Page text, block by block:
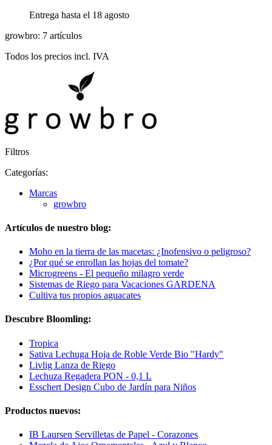
Entrega hasta el 18 agosto
growbro: 7 artículos
Todos los precios incl. IVA
Filtros
Categorías:
Marcas
growbro
Artículos de nuestro blog:
Moho en la tierra de las macetas: ¿Inofensivo o peligroso?
¿Por qué se enrollan las hojas del tomate?
Microgreens - El pequeño milagro verde
Sistemas de Riego para Vacaciones GARDENA
Cultiva tus propios aguacates
Descubre Bloomling:
Tropica
Sativa Lechuga Hoja de Roble Verde Bio "Hardy"
Livlig Lanza de Riego
Lechuza Regadera PON - 0,1 L
Esschert Design Cubo de Jardín para Niños
Productos nuevos:
IB Laursen Servilletas de Papel - Corazones